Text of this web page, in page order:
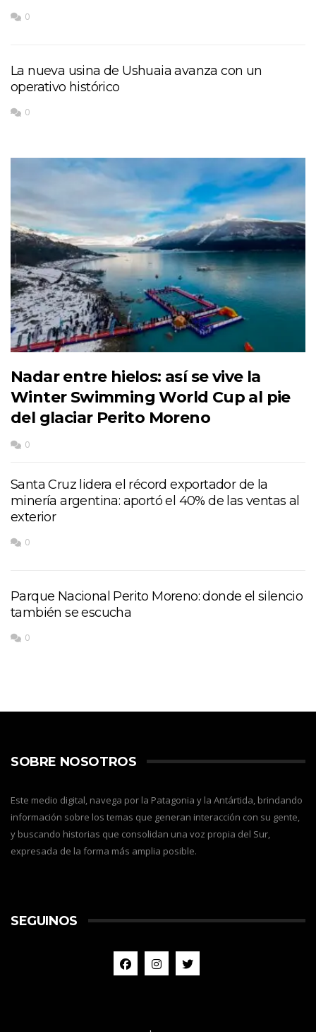
0
La nueva usina de Ushuaia avanza con un
operativo histórico
0
Nadar entre hielos: así se vive la
Winter Swimming World Cup al pie
del glaciar Perito Moreno
0
Santa Cruz lidera el récord exportador de la
minería argentina: aportó el 40% de las ventas al
exterior
0
Parque Nacional Perito Moreno: donde el silencio
también se escucha
0
SOBRE NOSOTROS
Este medio digital, navega por la Patagonia y la Antártida, brindando
información sobre los temas que generan interacción con su gente,
y buscando historias que consolidan una voz propia del Sur,
expresada de la forma más amplia posible.
SEGUINOS